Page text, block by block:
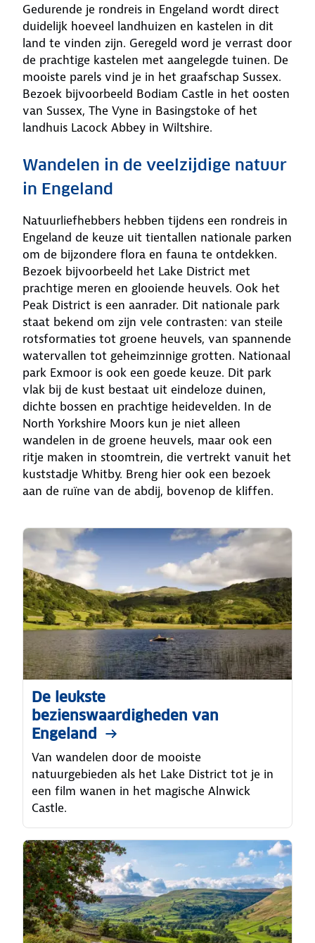
Gedurende je rondreis in Engeland wordt direct
duidelijk hoeveel landhuizen en kastelen in dit
land te vinden zijn. Geregeld word je verrast door
de prachtige kastelen met aangelegde tuinen. De
mooiste parels vind je in het graafschap Sussex.
Bezoek bijvoorbeeld Bodiam Castle in het oosten
van Sussex, The Vyne in Basingstoke of het
landhuis Lacock Abbey in Wiltshire.
Wandelen in de veelzijdige natuur
in Engeland
Natuurliefhebbers hebben tijdens een rondreis in
Engeland de keuze uit tientallen nationale parken
om de bijzondere flora en fauna te ontdekken.
Bezoek bijvoorbeeld het Lake District met
prachtige meren en glooiende heuvels. Ook het
Peak District is een aanrader. Dit nationale park
staat bekend om zijn vele contrasten: van steile
rotsformaties tot groene heuvels, van spannende
watervallen tot geheimzinnige grotten. Nationaal
park Exmoor is ook een goede keuze. Dit park
vlak bij de kust bestaat uit eindeloze duinen,
dichte bossen en prachtige heidevelden. In de
North Yorkshire Moors kun je niet alleen
wandelen in de groene heuvels, maar ook een
ritje maken in stoomtrein, die vertrekt vanuit het
kuststadje Whitby. Breng hier ook een bezoek
aan de ruïne van de abdij, bovenop de kliffen.
De leukste
bezienswaardigheden van
Engeland
Van wandelen door de mooiste
natuurgebieden als het Lake District tot je in
een film wanen in het magische Alnwick
Castle.